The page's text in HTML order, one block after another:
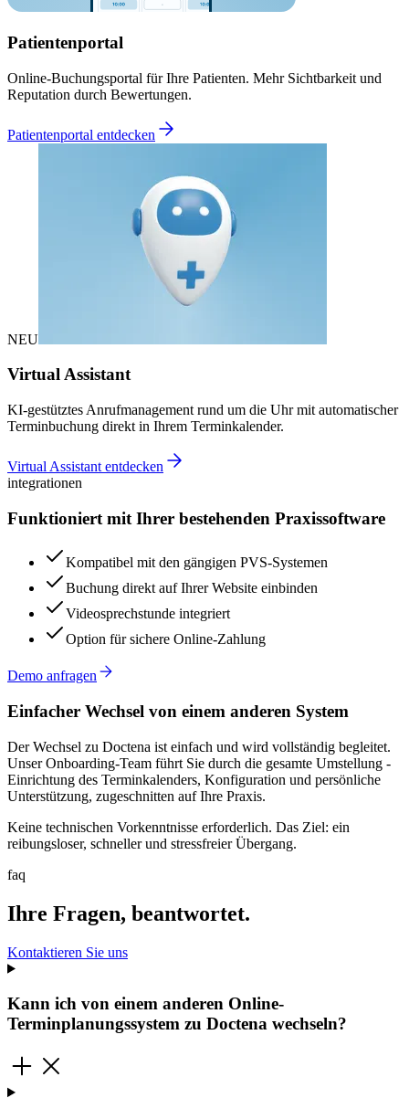
Patientenportal
Online-Buchungsportal für Ihre Patienten. Mehr Sichtbarkeit und
Reputation durch Bewertungen.
Patientenportal entdecken
NEU
Virtual Assistant
KI-gestütztes Anrufmanagement rund um die Uhr mit automatischer
Terminbuchung direkt in Ihrem Terminkalender.
Virtual Assistant entdecken
integrationen
Funktioniert mit Ihrer bestehenden Praxissoftware
Kompatibel mit den gängigen PVS-Systemen
Buchung direkt auf Ihrer Website einbinden
Videosprechstunde integriert
Option für sichere Online-Zahlung
Demo anfragen
Einfacher Wechsel von einem anderen System
Der Wechsel zu Doctena ist einfach und wird vollständig begleitet.
Unser Onboarding-Team führt Sie durch die gesamte Umstellung -
Einrichtung des Terminkalenders, Konfiguration und persönliche
Unterstützung, zugeschnitten auf Ihre Praxis.
Keine technischen Vorkenntnisse erforderlich. Das Ziel: ein
reibungsloser, schneller und stressfreier Übergang.
faq
Ihre Fragen, beantwortet.
Kontaktieren Sie uns
Kann ich von einem anderen Online-
Terminplanungssystem zu Doctena wechseln?